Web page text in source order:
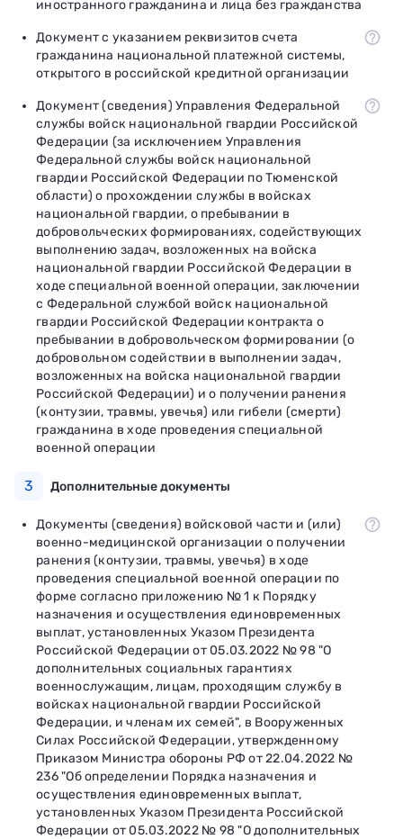
иностранного гражданина и лица без гражданства
Документ с указанием реквизитов счета
гражданина национальной платежной системы,
открытого в российской кредитной организации
Документ (сведения) Управления Федеральной
службы войск национальной гвардии Российской
Федерации (за исключением Управления
Федеральной службы войск национальной
гвардии Российской Федерации по Тюменской
области) о прохождении службы в войсках
национальной гвардии, о пребывании в
добровольческих формированиях, содействующих
выполнению задач, возложенных на войска
национальной гвардии Российской Федерации в
ходе специальной военной операции, заключении
с Федеральной службой войск национальной
гвардии Российской Федерации контракта о
пребывании в добровольческом формировании (о
добровольном содействии в выполнении задач,
возложенных на войска национальной гвардии
Российской Федерации) и о получении ранения
(контузии, травмы, увечья) или гибели (смерти)
гражданина в ходе проведения специальной
военной операции
3 Дополнительные документы
Документы (сведения) войсковой части и (или)
военно-медицинской организации о получении
ранения (контузии, травмы, увечья) в ходе
проведения специальной военной операции по
форме согласно приложению № 1 к Порядку
назначения и осуществления единовременных
выплат, установленных Указом Президента
Российской Федерации от 05.03.2022 № 98 "О
дополнительных социальных гарантиях
военнослужащим, лицам, проходящим службу в
войсках национальной гвардии Российской
Федерации, и членам их семей", в Вооруженных
Силах Российской Федерации, утвержденному
Приказом Министра обороны РФ от 22.04.2022 №
236 "Об определении Порядка назначения и
осуществления единовременных выплат,
установленных Указом Президента Российской
Федерации от 05.03.2022 № 98 "О дополнительных